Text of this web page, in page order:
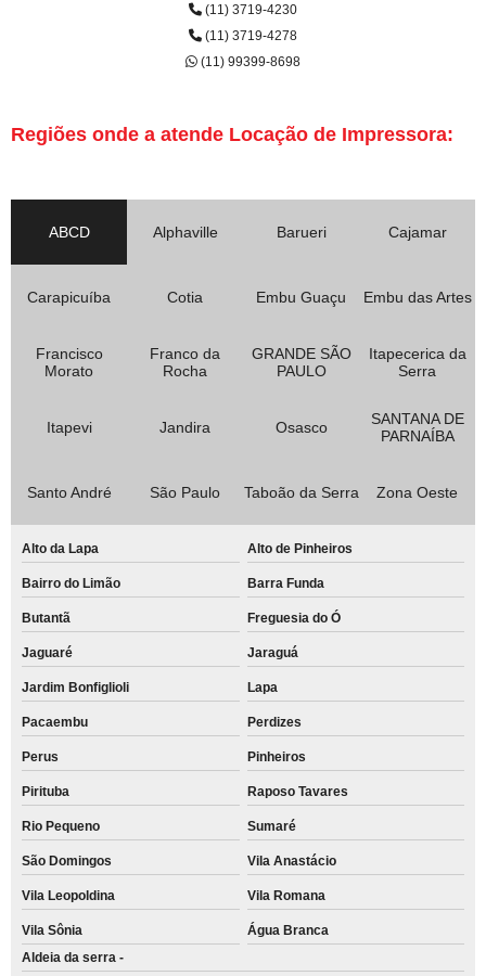
(11) 3719-4230
(11) 3719-4278
(11) 99399-8698
Regiões onde a atende Locação de Impressora:
ABCD Alphaville Barueri Cajamar
Carapicuíba Cotia Embu Guaçu Embu das Artes
Francisco
Morato
Franco da
Rocha
GRANDE SÃO
PAULO
Itapecerica da
Serra
Itapevi Jandira Osasco
SANTANA DE
PARNAÍBA
Santo André São Paulo Taboão da Serra Zona Oeste
Alto da Lapa Alto de Pinheiros
Bairro do Limão Barra Funda
Butantã Freguesia do Ó
Jaguaré Jaraguá
Jardim Bonfiglioli Lapa
Pacaembu Perdizes
Perus Pinheiros
Pirituba Raposo Tavares
Rio Pequeno Sumaré
São Domingos Vila Anastácio
Vila Leopoldina Vila Romana
Vila Sônia
Água Branca
Aldeia da serra -